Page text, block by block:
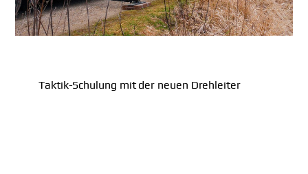
Taktik-Schulung mit der neuen Drehleiter